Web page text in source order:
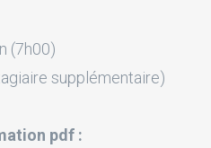
(7h00)
supplémentaire)
pdf :